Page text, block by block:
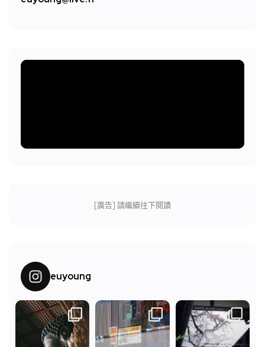
[廣告] 請繼續往下閱讀
euyoung